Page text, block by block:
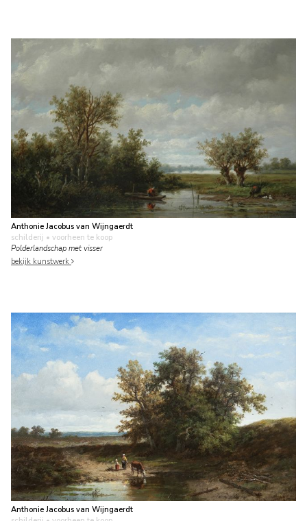
Anthonie Jacobus van Wijngaerdt
schilderij • voorheen te koop
Polderlandschap met visser
bekijk kunstwerk
Anthonie Jacobus van Wijngaerdt